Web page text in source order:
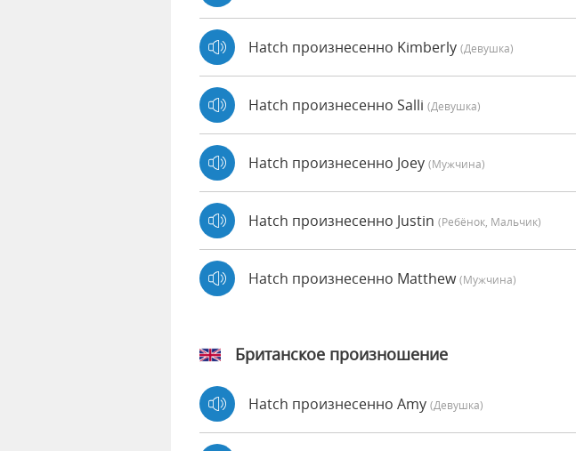
Hatch произнесенно Kimberly (девушка)
Hatch произнесенно Salli (девушка)
Hatch произнесенно Joey (мужчина)
Hatch произнесенно Justin (Ребёнок, Мальчик)
Hatch произнесенно Matthew(мужчина)
Британское произношение
Hatch произнесенно Amy (девушка)